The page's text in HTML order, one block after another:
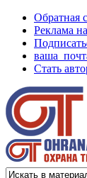
Обратная
Реклама
Стать